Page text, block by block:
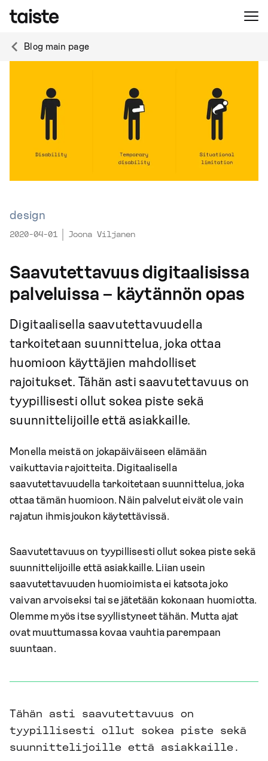
Blog main page
design
2020-04-01 Joona Viljanen
Saavutettavuus digitaalisissa
palveluissa – käytännön opas
Digitaalisella saavutettavuudella
tarkoitetaan suunnittelua, joka ottaa
huomioon käyttäjien mahdolliset
rajoitukset. Tähän asti saavutettavuus on
tyypillisesti ollut sokea piste sekä
suunnittelijoille että asiakkaille.
Monella meistä on jokapäiväiseen elämään
vaikuttavia rajoitteita. Digitaalisella
saavutettavuudella tarkoitetaan suunnittelua, joka
ottaa tämän huomioon. Näin palvelut eivät ole vain
rajatun ihmisjoukon käytettävissä.
Saavutettavuus on tyypillisesti ollut sokea piste sekä
suunnittelijoille että asiakkaille. Liian usein
saavutettavuuden huomioimista ei katsota joko
vaivan arvoiseksi tai se jätetään kokonaan huomiotta.
Olemme myös itse syyllistyneet tähän. Mutta ajat
ovat muuttumassa kovaa vauhtia parempaan
suuntaan.
Tähän asti saavutettavuus on
tyypillisesti ollut sokea piste sekä
suunnittelijoille että asiakkaille.